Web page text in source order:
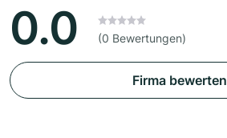
0.0 (0 Bewertungen)
Firma bewerten